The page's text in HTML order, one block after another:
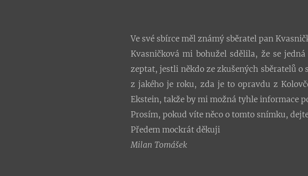
Ve své sbírce měl známý sběratel pan
Kvasničková mi bohužel sdělila, že se
zeptat, jestli někdo ze zkušených sběratelů
z jakého je roku, zda je to opravdu z
Ekstein, takže by mi možná tyhle informace
Prosím, pokud víte něco o tomto snímku,
Předem mockrát děkuji
Milan Tomášek